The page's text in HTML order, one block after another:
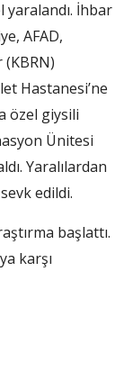
yaralandı. İhbar
AFAD,
Hastanesi’ne
özel giysili
Ünitesi
Yaralılardan
edildi.
başlattı.
karşı